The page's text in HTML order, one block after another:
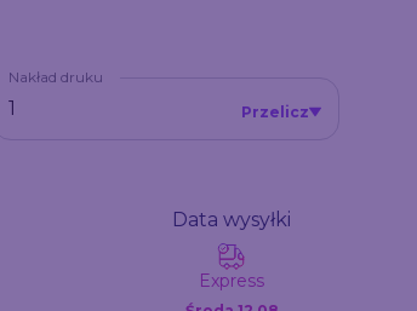
Nakład druku
Przelicz
Data wysyłki
Express